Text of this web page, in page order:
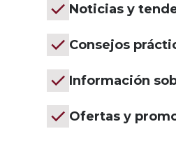
Noticias y
Consejos
Información
Ofertas y